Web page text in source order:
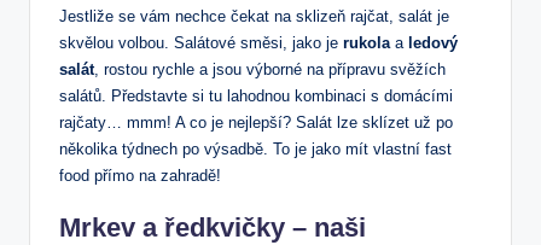
Jestliže se vám nechce čekat na sklizeň rajčat, salát je
skvělou volbou. Salátové směsi, jako je rukolaa ledový
salát, rostou rychle a jsou výborné na přípravu svěžích
salátů. Představte si tu lahodnou kombinaci s domácími
rajčaty… mmm! A co je nejlepší? Salát lze sklízet už po
několika týdnech po výsadbě. To je jako mít vlastní fast
food přímo na zahradě!
Mrkev a ředkvičky – naši